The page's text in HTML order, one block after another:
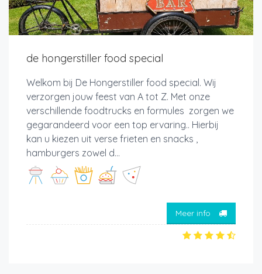
de hongerstiller food special
Welkom bij De Hongerstiller food special. Wij
verzorgen jouw feest van A tot Z. Met onze
verschillende foodtrucks en formules zorgen we
gegarandeerd voor een top ervaring.. Hierbij
kan u kiezen uit verse frieten en snacks ,
hamburgers zowel d...
Meer info